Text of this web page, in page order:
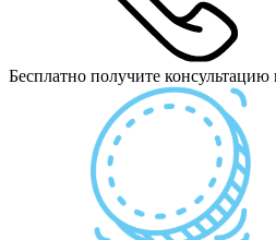
Бесплатно получите